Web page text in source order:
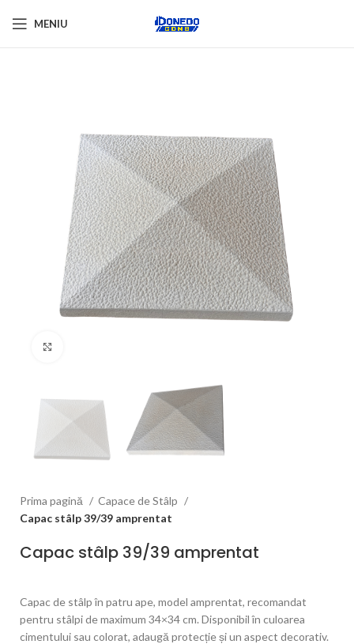
MENIU
Prima pagină
Capace de Stâlp
Capac stâlp 39/39 amprentat
Capac stâlp 39/39 amprentat
Capac de stâlp în patru ape, model amprentat, recomandat
pentru stâlpi de maximum 34×34 cm. Disponibil în culoarea
cimentului sau colorat, adaugă protecție și un aspect decorativ.